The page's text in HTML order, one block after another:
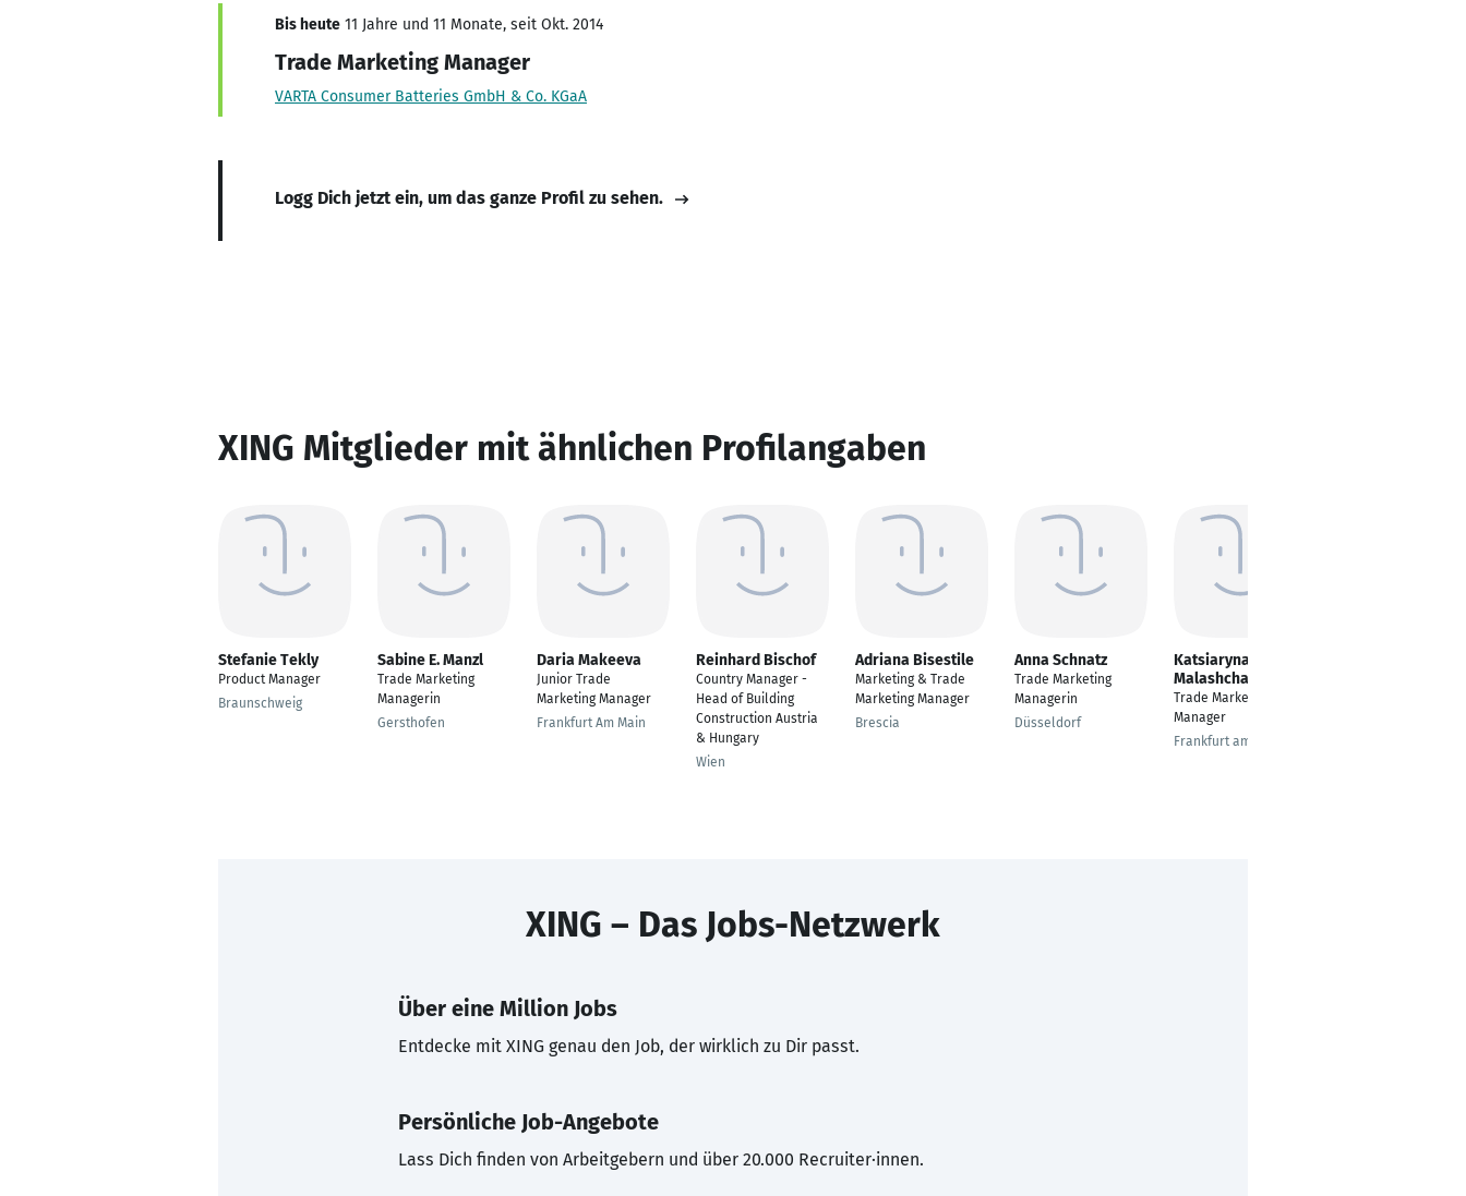
Bis heute 11 Jahre und 11 Monate, seit Okt. 2014
Trade Marketing Manager
VARTA Consumer Batteries GmbH & Co. KGaA
Logg Dich jetzt ein, um das ganze Profil zu sehen.
XING Mitglieder mit ähnlichen Profilangaben
Stefanie Tekly
Product Manager
Braunschweig
Sabine E. Manzl
Trade Marketing
Managerin
Gersthofen
Daria Makeeva
Junior Trade
Marketing Manager
Frankfurt Am Main
Reinhard Bischof
Country Manager -
Head of Building
Construction Austria
& Hungary
Wien
Adriana Bisestile
Marketing & Trade
Marketing Manager
Brescia
Anna Schnatz
Trade Marketing
Managerin
Düsseldorf
Katsiaryna A.
Malashchanka
Trade Marketing
Manager
Frankfurt am Main
XING – Das Jobs-Netzwerk
Über eine Million Jobs
Entdecke mit XING genau den Job, der wirklich zu Dir passt.
Persönliche Job-Angebote
Lass Dich finden von Arbeitgebern und über 20.000 Recruiter·innen.